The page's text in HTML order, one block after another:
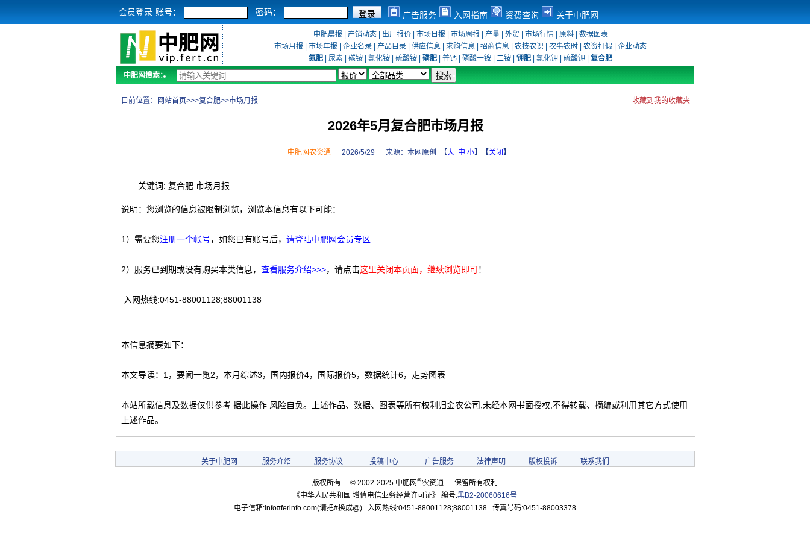
会员登录 账号： 密码： 广告服务 入网指南 资费查询 关于中肥网
中肥晨报 产销动态| 出厂报价| 市场日报 市场周报 产量| 外贸 市场行情| 原料| 数据图表
市场月报
市场年报 企业名录 产品目录 供应信息 求购信息 招商信息 农技农识 农事农时 农资打假
企业动态
氮肥
尿素 碳铵 氯化铵 硫酸铵 磷肥 普钙 磷酸一铵 二铵 钾肥 氯化钾 硫酸钾
复合肥
中肥网搜索：
目前位置： 网站首页>>>复合肥>>市场月报 收藏到我的收藏夹
2026年5月复合肥市场月报
中肥网农资通 2026/5/29 来源： 本网原创 【大 中 小】【关闭】
关键词: 复合肥 市场月报
说明：您浏览的信息被限制浏览，浏览本信息有以下可能：
1）需要您注册一个帐号，如您已有账号后， 请登陆中肥网会员专区
2）服务已到期或没有购买本类信息， 查看服务介绍>>>，请点击这里关闭本页面，继续浏览即可！
入网热线:0451-88001128;88001138
本信息摘要如下：
本文导读：1，要闻一览2，本月综述3，国内报价4，国际报价5，数据统计6，走势图表
本站所载信息及数据仅供参考 据此操作 风险自负。上述作品、数据、图表等所有权利归金农公司,未经本网书面授权,不得转载、摘编或利用其它方式使用
上述作品。
关于中肥网 - 服务介绍 - 服务协议 - 投稿中心 - 广告服务 - 法律声明 - 版权投诉 - 联系我们
版权所有 © 2002-2025 中肥网®农资通 保留所有权利
《中华人民共和国 增值电信业务经营许可证》 编号:黑B2-20060616号
电子信箱:info#ferinfo.com(请把#换成@) 入网热线:0451-88001128;88001138 传真号码:0451-88003378